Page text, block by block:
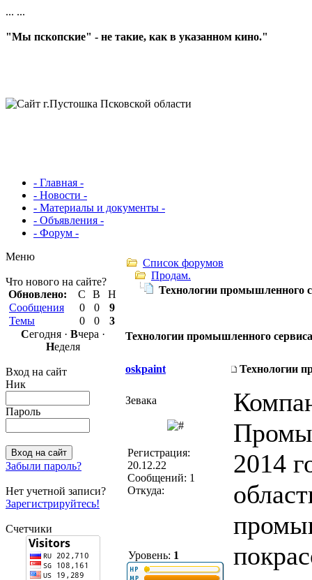
... ...
"Мы пскопские" - не такие, как в указанном кино."
- Главная -
- Новости -
- Материалы и документы -
- Объявления -
- Форум -
Меню
Что нового на сайте?
Обновлено:
С В
Н
Сообщения
0 0
9
Темы
0 0
3
Сегодня · Вчера ·
Неделя
Вход на сайт
Ник
Пароль
Забыли пароль?
Нет учетной записи?
Зарегистрируйтесь!
Счетчики
Список форумов
Продам.
Технологии промышленного
Технологии промышленного сервиса
oskpaint Технологии
Зевака
Регистрация:
20.12.22
Сообщений: 1
Откуда:
Уровень: 1
2014